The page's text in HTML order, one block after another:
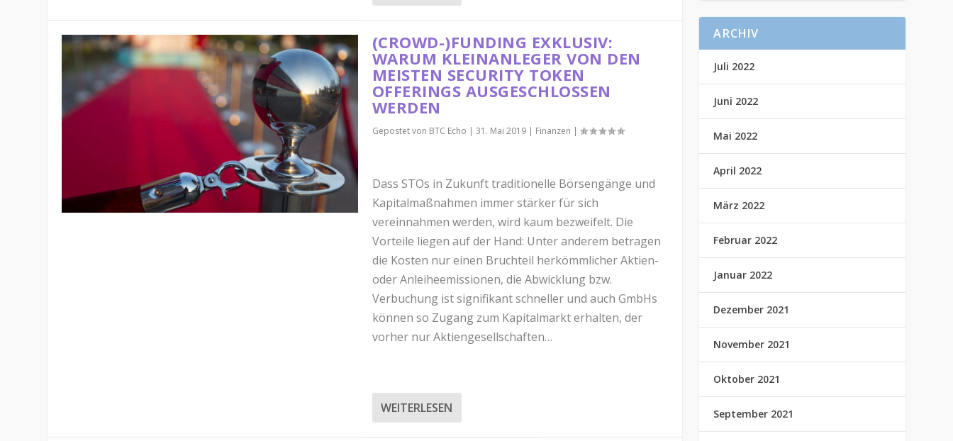
(CROWD-)FUNDING EXKLUSIV:
WARUM KLEINANLEGER VON DEN
MEISTEN SECURITY TOKEN
OFFERINGS AUSGESCHLOSSEN
WERDEN
Gepostet von BTC Echo | 31. Mai 2019| Finanzen |
Dass STOs in Zukunft traditionelle Börsengänge und
Kapitalmaßnahmen immer stärker für sich
vereinnahmen werden, wird kaum bezweifelt. Die
Vorteile liegen auf der Hand: Unter anderem betragen
die Kosten nur einen Bruchteil herkömmlicher Aktien-
oder Anleiheemissionen, die Abwicklung bzw.
Verbuchung ist signifikant schneller und auch GmbHs
können so Zugang zum Kapitalmarkt erhalten, der
vorher nur Aktiengesellschaften…
WEITERLESEN
ARCHIV
Juli 2022
Juni 2022
Mai 2022
April 2022
März 2022
Februar 2022
Januar 2022
Dezember 2021
November 2021
Oktober 2021
September 2021